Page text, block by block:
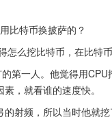
比特币换披萨的？
么挖比特币，在比特
第一人。他觉得用
，就看谁的速度快。
射频，所以当时他就